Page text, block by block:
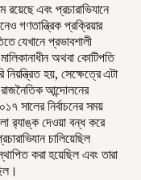
রয়েছে এবং প্রচারাভিযানে
গণতান্ত্রিক প্রক্রিয়ার
যেখানে প্রভাবশালী
অথবা কোটিপতি
হয়, সেক্ষেত্রে এটা
রাজনৈতিক আন্দোলনের
সালের নির্বাচনের সময়
র‍্যাঙ্ক দেওয়া বন্ধ করে
চালিয়েছিল
করা হয়েছিল এবং তারা